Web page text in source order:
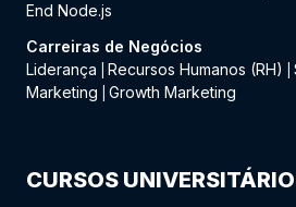
End Node.js
Carreiras de Negócios
Liderança
Recursos Humanos (RH)
Marketing
Growth Marketing
CURSOS